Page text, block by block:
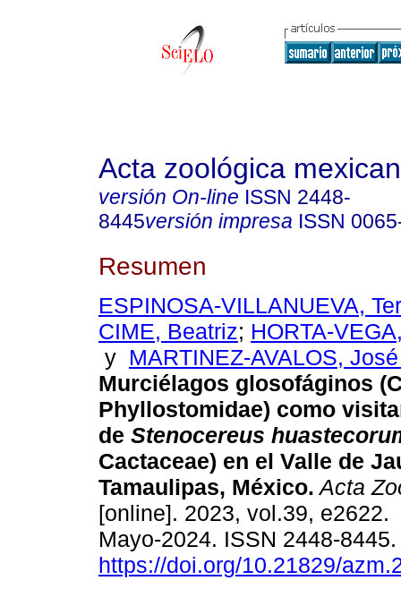
Acta zoológica
versión On-line ISSN 2448-
8445versión impresa ISSN
Resumen
ESPINOSA-VILLANUEVA,
CIME, Beatriz; HORTA-
y MARTINEZ-AVALOS,
Murciélagos glosofáginos
Phyllostomidae) como
de Stenocereus
Cactaceae) en el Valle de
Tamaulipas, México. Acta
[online]. 2023, vol.39, e2622.
Mayo-2024. ISSN 2448-
https://doi.org/10.21829/